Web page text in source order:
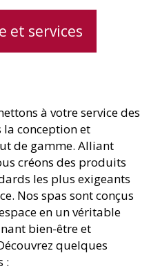
et services
à votre service des
la conception et
de gamme. Alliant
créons des produits
les plus exigeants
Nos spas sont conçus
en un véritable
bien-être et
quelques
: